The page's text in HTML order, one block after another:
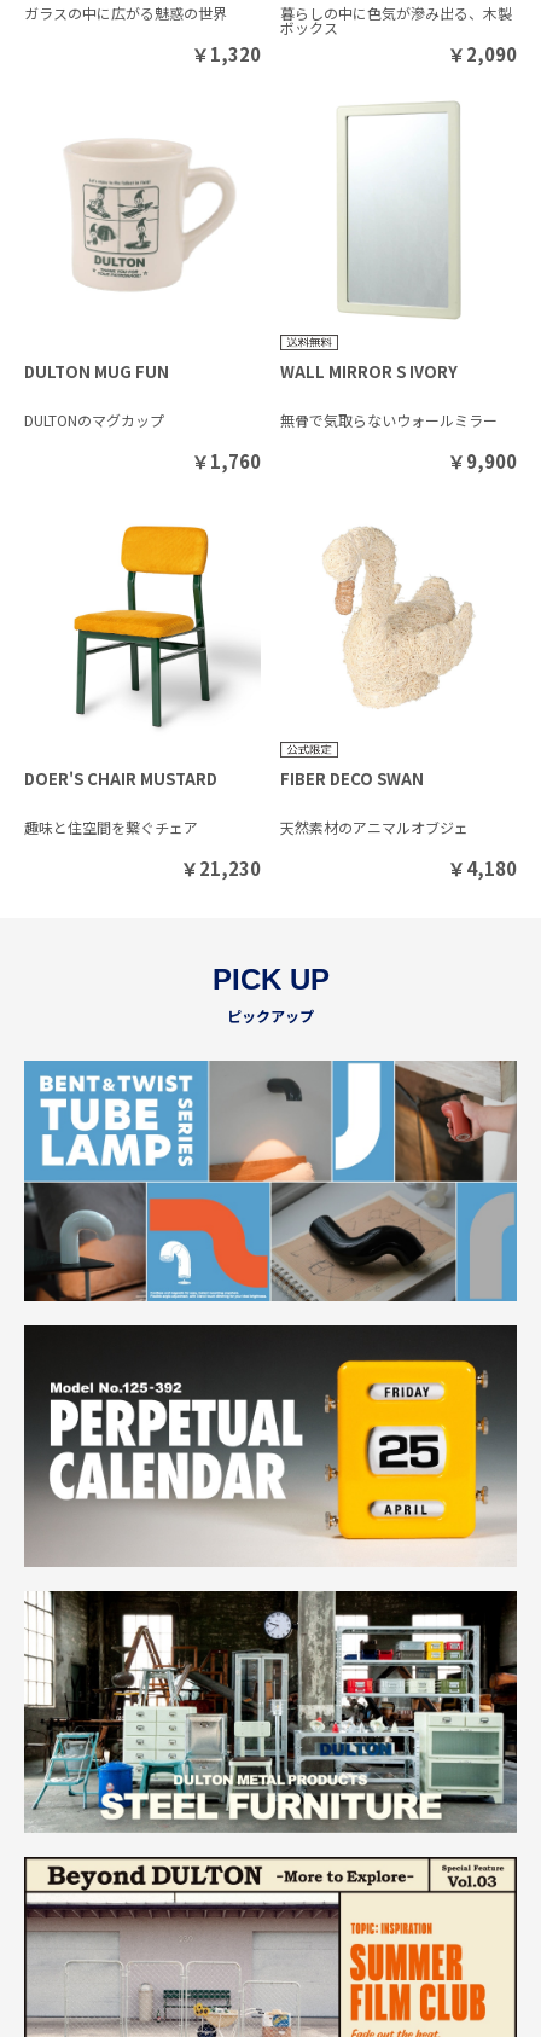
ガラスの中に広がる魅惑の世界
￥1,320
暮らしの中に色気が滲み出る、木製
ボックス
￥2,090
DULTON MUG FUN
DULTONのマグカップ
￥1,760
WALL MIRROR S IVORY
無骨で気取らないウォールミラー
￥9,900
DOER'S CHAIR MUSTARD
趣味と住空間を繋ぐチェア
￥21,230
FIBER DECO SWAN
天然素材のアニマルオブジェ
￥4,180
PICK UP
ピックアップ